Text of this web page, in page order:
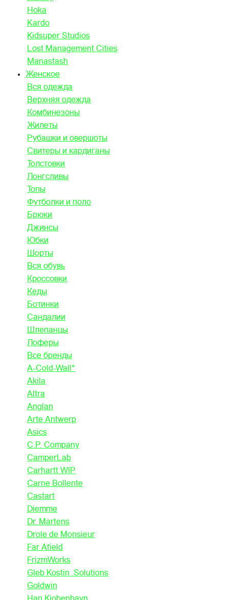
Hoka
Kardo
Kidsuper Studios
Lost Management Cities
Manastash
Женское
Вся одежда
Верхняя одежда
Комбинезоны
Жилеты
Рубашки и овершоты
Свитеры и кардиганы
Толстовки
Лонгсливы
Топы
Футболки и поло
Брюки
Джинсы
Юбки
Шорты
Вся обувь
Кроссовки
Кеды
Ботинки
Сандалии
Шлепанцы
Лоферы
Все бренды
A-Cold-Wall*
Akila
Altra
Anglan
Arte Antwerp
Asics
C.P. Company
CamperLab
Carhartt WIP
Carne Bollente
Castart
Diemme
Dr. Martens
Drole de Monsieur
Far Afield
FrizmWorks
Gleb Kostin .Solutions
Goldwin